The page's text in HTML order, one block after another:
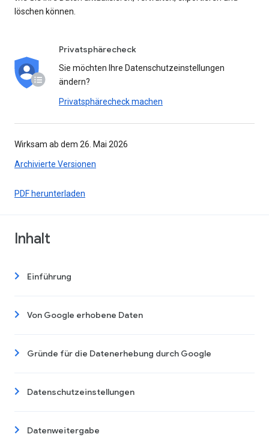
löschen können.
Privatsphärecheck
Sie möchten Ihre Datenschutzeinstellungen
ändern?
Privatsphärecheck machen
Wirksam ab dem 26. Mai 2026
Archivierte Versionen
PDF herunterladen
Inhalt
Einführung
Von Google erhobene Daten
Gründe für die Datenerhebung durch Google
Datenschutzeinstellungen
Datenweitergabe